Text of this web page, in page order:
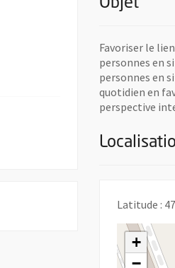
Objet
Favoriser le
personnes en
personnes en
quotidien en
perspective
Latitude :
+
−